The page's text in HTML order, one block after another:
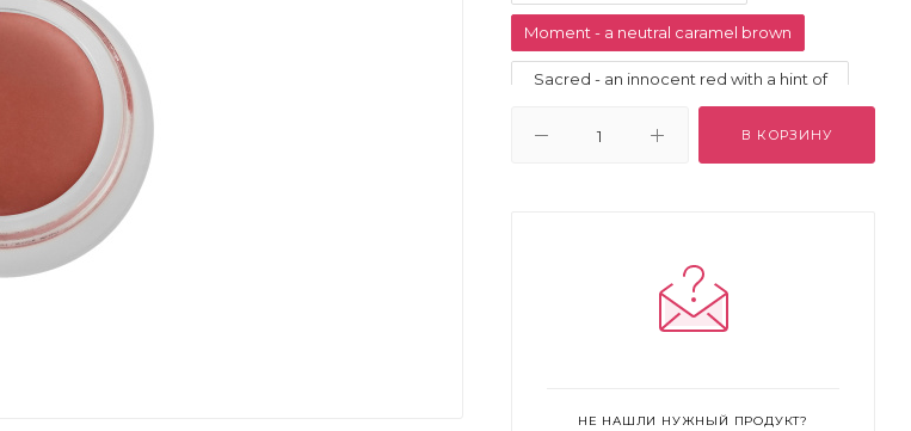
Moment - a neutral caramel brown
Sacred - an innocent red with a hint of
Sublime - a bright and modern fuchsia
В КОРЗИНУ
НЕ НАШЛИ НУЖНЫЙ ПРОДУКТ?